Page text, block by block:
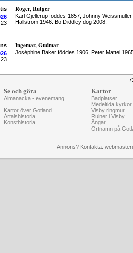
tis
Roger, Rutger
Karl Gjellerup föddes 1857, Johnny
Hallström 1946. Bo Diddley dog 2008.
Ingemar, Gudmar
Joséphine Baker föddes 1906, Peter Mattei
Se och göra
Almanacka - evenemang
Kartor över Gotland
Årtalshistoria
Konsthistoria
Kartor
Badplatser
Medeltida kyrkor
Visby ringmur
Ruiner i Visby
Ängar
Ortnamn på
- Annons? Kontakta: